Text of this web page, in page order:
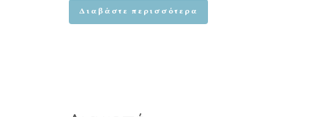
Διαβάστε περισσότερα